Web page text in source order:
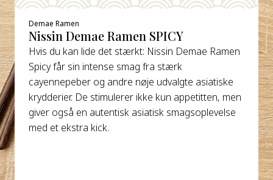
Demae Ramen
Nissin Demae Ramen SPICY
Hvis du kan lide det stærkt: Nissin Demae Ramen
Spicy får sin intense smag fra stærk
cayennepeber og andre nøje udvalgte asiatiske
krydderier. De stimulerer ikke kun appetitten, men
giver også en autentisk asiatisk smagsoplevelse
med et ekstra kick.